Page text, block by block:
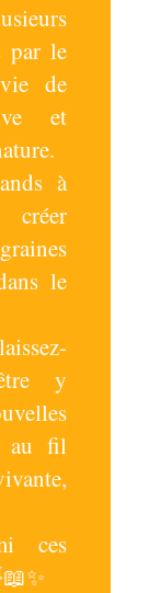
par le
de
et
à
le
y
au fil
ces